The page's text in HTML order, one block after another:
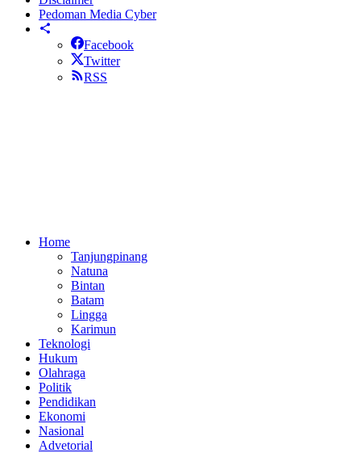
Pedoman Media Cyber
Facebook
Twitter
RSS
Home
Tanjungpinang
Natuna
Bintan
Batam
Lingga
Karimun
Teknologi
Hukum
Olahraga
Politik
Pendidikan
Ekonomi
Nasional
Advetorial